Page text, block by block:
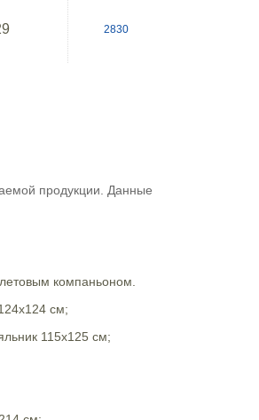
2830
продукции. Данные
компаньоном.
см;
115х125 см;